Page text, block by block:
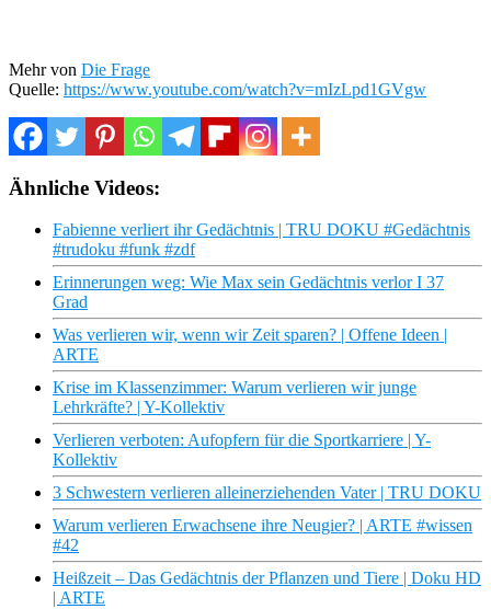
Mehr von Die Frage
Quelle: https://www.youtube.com/watch?v=mIzLpd1GVgw
Ähnliche Videos:
Fabienne verliert ihr Gedächtnis | TRU DOKU #Gedächtnis
#trudoku #funk #zdf
Erinnerungen weg: Wie Max sein Gedächtnis verlor I 37
Grad
Was verlieren wir, wenn wir Zeit sparen? | Offene Ideen |
ARTE
Krise im Klassenzimmer: Warum verlieren wir junge
Lehrkräfte? | Y-Kollektiv
Verlieren verboten: Aufopfern für die Sportkarriere | Y-
Kollektiv
3 Schwestern verlieren alleinerziehenden Vater | TRU DOKU
Warum verlieren Erwachsene ihre Neugier? | ARTE #wissen
#42
Heißzeit – Das Gedächtnis der Pflanzen und Tiere | Doku HD
| ARTE